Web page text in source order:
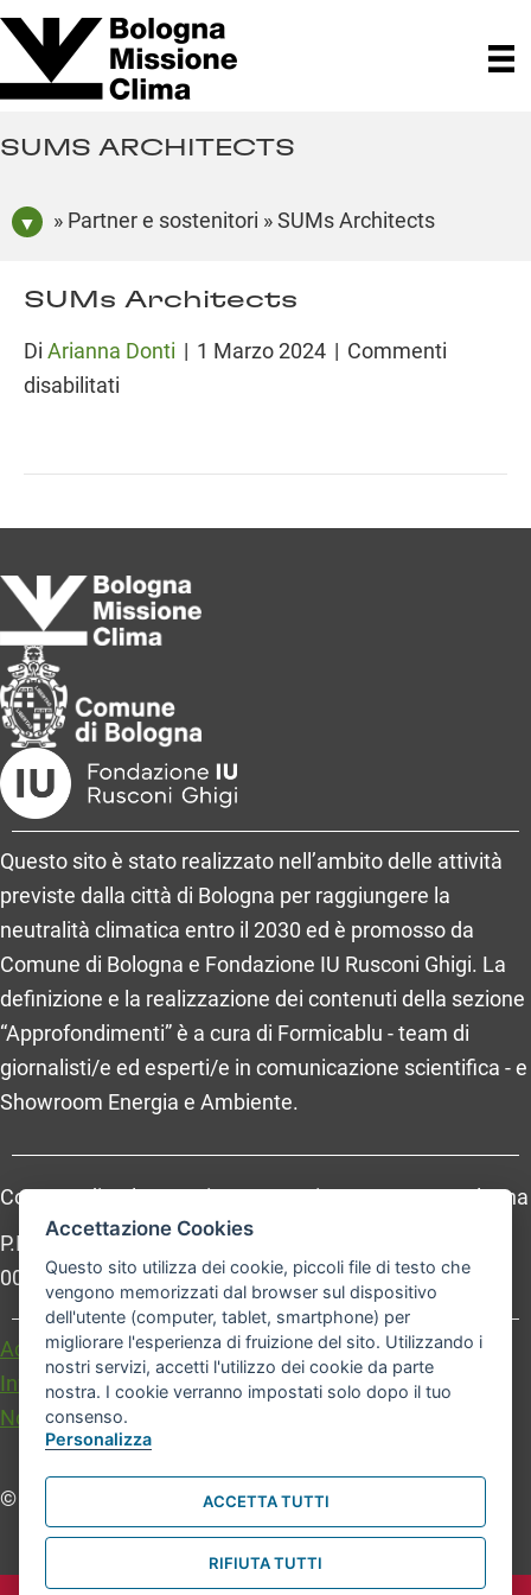
SUMS ARCHITECTS
» Partner e sostenitori » SUMs Architects
SUMs Architects
Di Arianna Donti | 1 Marzo 2024 | Commenti
disabilitati
Questo sito è stato realizzato nell’ambito delle attività
previste dalla città di Bologna per raggiungere la
neutralità climatica entro il 2030 ed è promosso da
Comune di Bologna e Fondazione IU Rusconi Ghigi. La
definizione e la realizzazione dei contenuti della sezione
“Approfondimenti” è a cura di Formicablu - team di
giornalisti/e ed esperti/e in comunicazione scientifica - e
Showroom Energia e Ambiente.
Comune di Bologna, Piazza Maggiore, 6 - 40124 Bologna
P.Iva: 01232710374 - Cod. IBAN: IT 88 R 02008 02435
000020067156
Accessibilità
Carta dei valori
Informativa sul trattamento dei dati personali
Note legali
© Comune di Bologna. Tutti i diritti riservati.
Accettazione Cookies
Questo sito utilizza dei cookie, piccoli file di testo che
vengono memorizzati dal browser sul dispositivo
dell'utente (computer, tablet, smartphone) per
migliorare l'esperienza di fruizione del sito. Utilizzando i
nostri servizi, accetti l'utilizzo dei cookie da parte
nostra. I cookie verranno impostati solo dopo il tuo
consenso.
Personalizza
ACCETTA TUTTI
RIFIUTA TUTTI